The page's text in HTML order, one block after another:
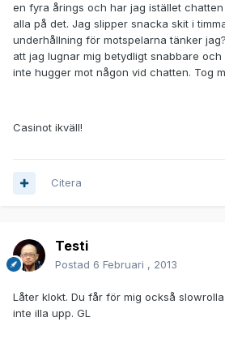
en fyra årings och har jag istället
alla på det. Jag slipper snacka skit i
underhållning för motspelarna tänker
att jag lugnar mig betydligt snabbare
inte hugger mot någon vid chatten. Tog
Casinot ikväll!
Citera
Testi
Postad 6 Februari , 2013
Låter klokt. Du får för mig också
inte illa upp. GL